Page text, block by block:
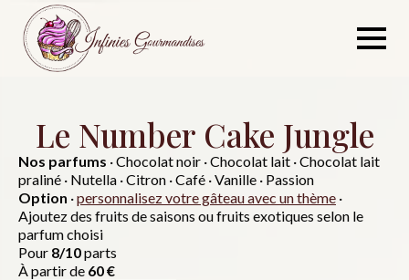
Skip
main
Le Number Cake Jungle
Nos parfums · Chocolat noir · Chocolat lait · Chocolat lait
praliné · Nutella · Citron · Café · Vanille · Passion
Option ·personnalisez votre gâteau avec un thème ·
Ajoutez des fruits de saisons ou fruits exotiques selon le
parfum choisi
Pour 8/10parts
À partir de 60 €